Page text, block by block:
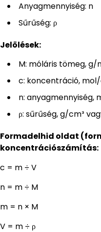
Anyagmennyiség: n
Sűrűség: ρ
Jelölések:
M: móláris tömeg, g/
c: koncentráció,
n: anyagmennyiség,
ρ: sűrűség, g/cm³
Formadelhid oldat
koncentrációszámítás:
c = m ÷ V
n = m ÷ M
m = n × M
V = m ÷ ρ